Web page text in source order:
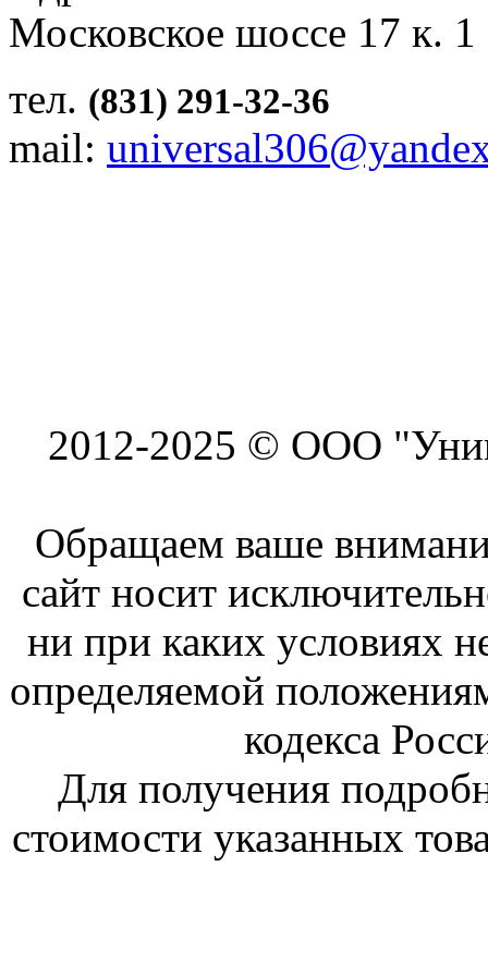
Московское шоссе 17 к.
тел. (831) 291-32-36
mail:
2012-2025 © ООО
Обращаем ваше
сайт носит
ни при каких условиях
определяемой
кодекса
Для получения
стоимости указанных